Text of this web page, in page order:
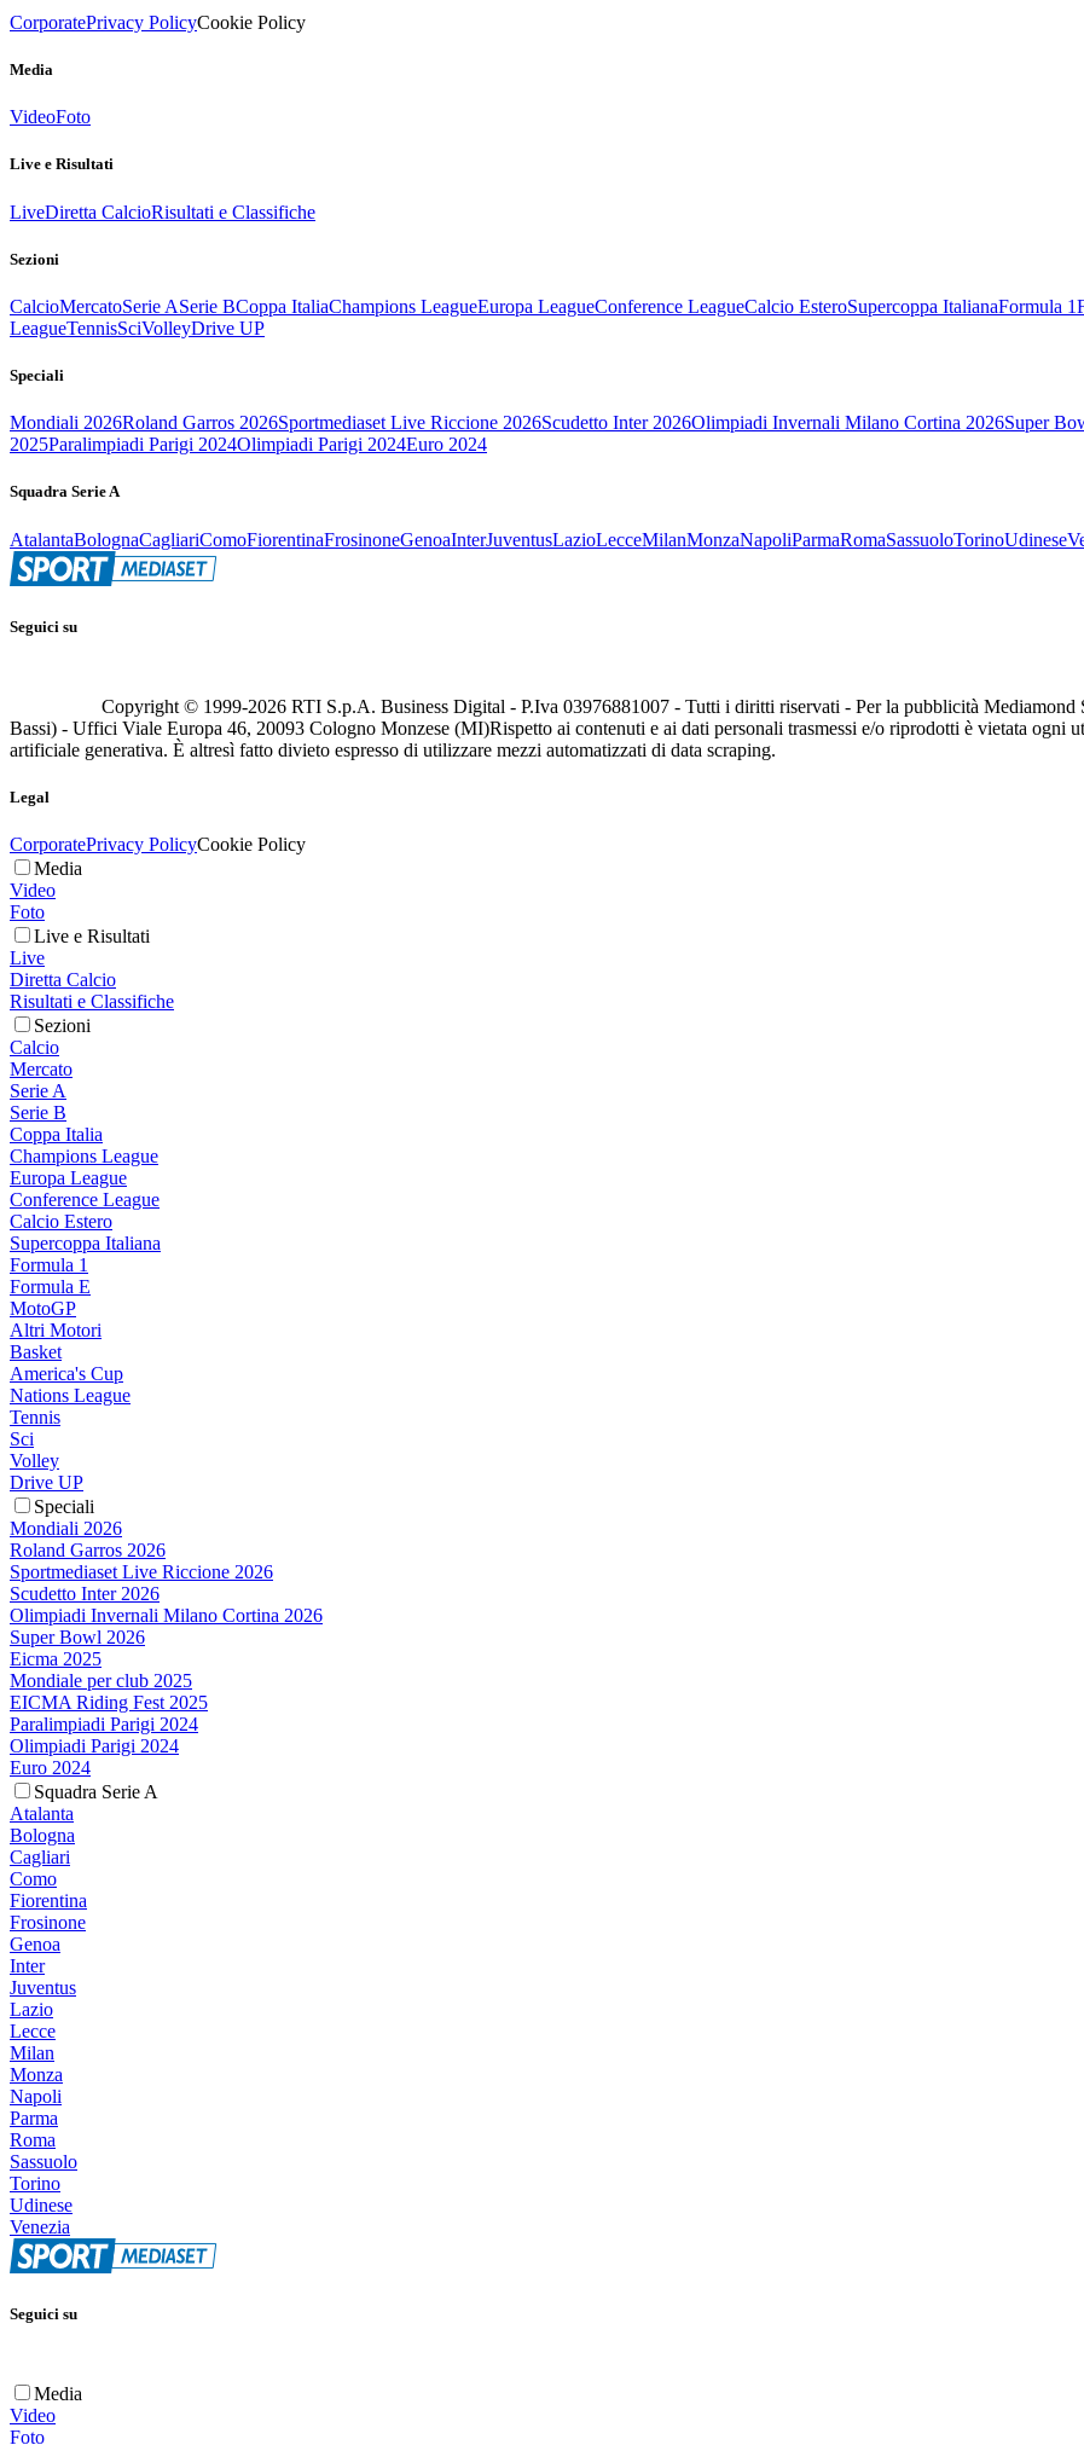
CorporatePrivacy PolicyCookie Policy
Media
VideoFoto
Live e Risultati
LiveDiretta CalcioRisultati e Classifiche
Sezioni
CalcioMercatoSerie ASerie BCoppa ItaliaChampions LeagueEuropa LeagueConference LeagueCalcio EsteroSupercoppa ItalianaFormula 1
LeagueTennisSciVolleyDrive UP
Speciali
Mondiali 2026Roland Garros 2026Sportmediaset Live Riccione 2026Scudetto Inter 2026Olimpiadi Invernali Milano Cortina 2026Super
2025Paralimpiadi Parigi 2024Olimpiadi Parigi 2024Euro 2024
Squadra Serie A
AtalantaBolognaCagliariComoFiorentinaFrosinoneGenoaInterJuventusLazioLecceMilanMonzaNapoliParmaRomaSassuoloTorinoUdinese
Seguici su
Copyright © 1999-2026 RTI S.p.A. Business Digital - P.Iva 03976881007 - Tutti i diritti riservati - Per la pubblicità
Bassi) - Uffici Viale Europa 46, 20093 Cologno Monzese (MI)Rispetto ai contenuti e ai dati personali trasmessi e/o riprodotti è vietata ogni
artificiale generativa. È altresì fatto divieto espresso di utilizzare mezzi automatizzati di data scraping.
Legal
CorporatePrivacy PolicyCookie Policy
Media
Video
Foto
Live e Risultati
Live
Diretta Calcio
Risultati e Classifiche
Sezioni
Calcio
Mercato
Serie A
Serie B
Coppa Italia
Champions League
Europa League
Conference League
Calcio Estero
Supercoppa Italiana
Formula 1
Formula E
MotoGP
Altri Motori
Basket
America's Cup
Nations League
Tennis
Sci
Volley
Drive UP
Speciali
Mondiali 2026
Roland Garros 2026
Sportmediaset Live Riccione 2026
Scudetto Inter 2026
Olimpiadi Invernali Milano Cortina 2026
Super Bowl 2026
Eicma 2025
Mondiale per club 2025
EICMA Riding Fest 2025
Paralimpiadi Parigi 2024
Olimpiadi Parigi 2024
Euro 2024
Squadra Serie A
Atalanta
Bologna
Cagliari
Como
Fiorentina
Frosinone
Genoa
Inter
Juventus
Lazio
Lecce
Milan
Monza
Napoli
Parma
Roma
Sassuolo
Torino
Udinese
Venezia
Seguici su
Media
Video
Foto